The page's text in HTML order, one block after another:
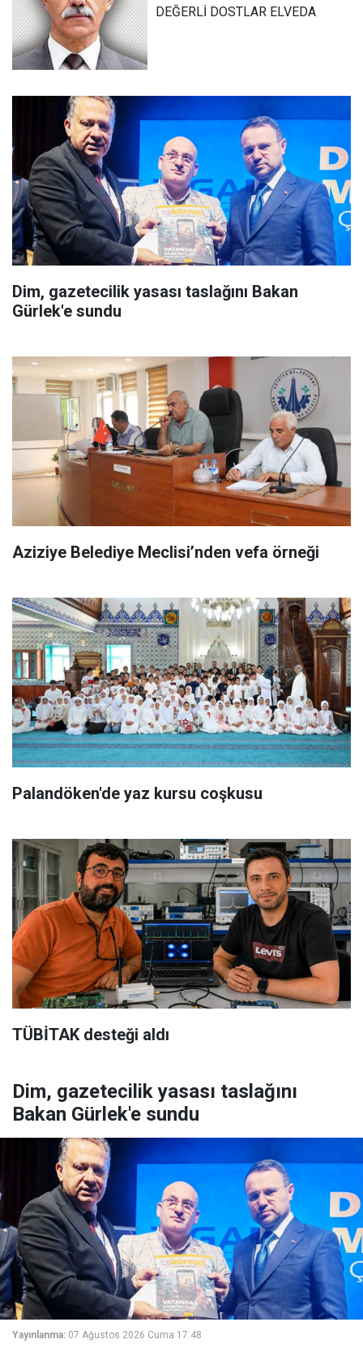
DEĞERLİ DOSTLAR ELVEDA
Dim, gazetecilik yasası taslağını Bakan
Gürlek'e sundu
Aziziye Belediye Meclisi’nden vefa örneği
Palandöken'de yaz kursu coşkusu
TÜBİTAK desteği aldı
Dim, gazetecilik yasası taslağını
Bakan Gürlek'e sundu
Yayınlanma: 07 Ağustos 2026 Cuma 17:48